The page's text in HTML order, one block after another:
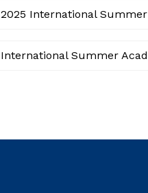
2025 International
International Summer